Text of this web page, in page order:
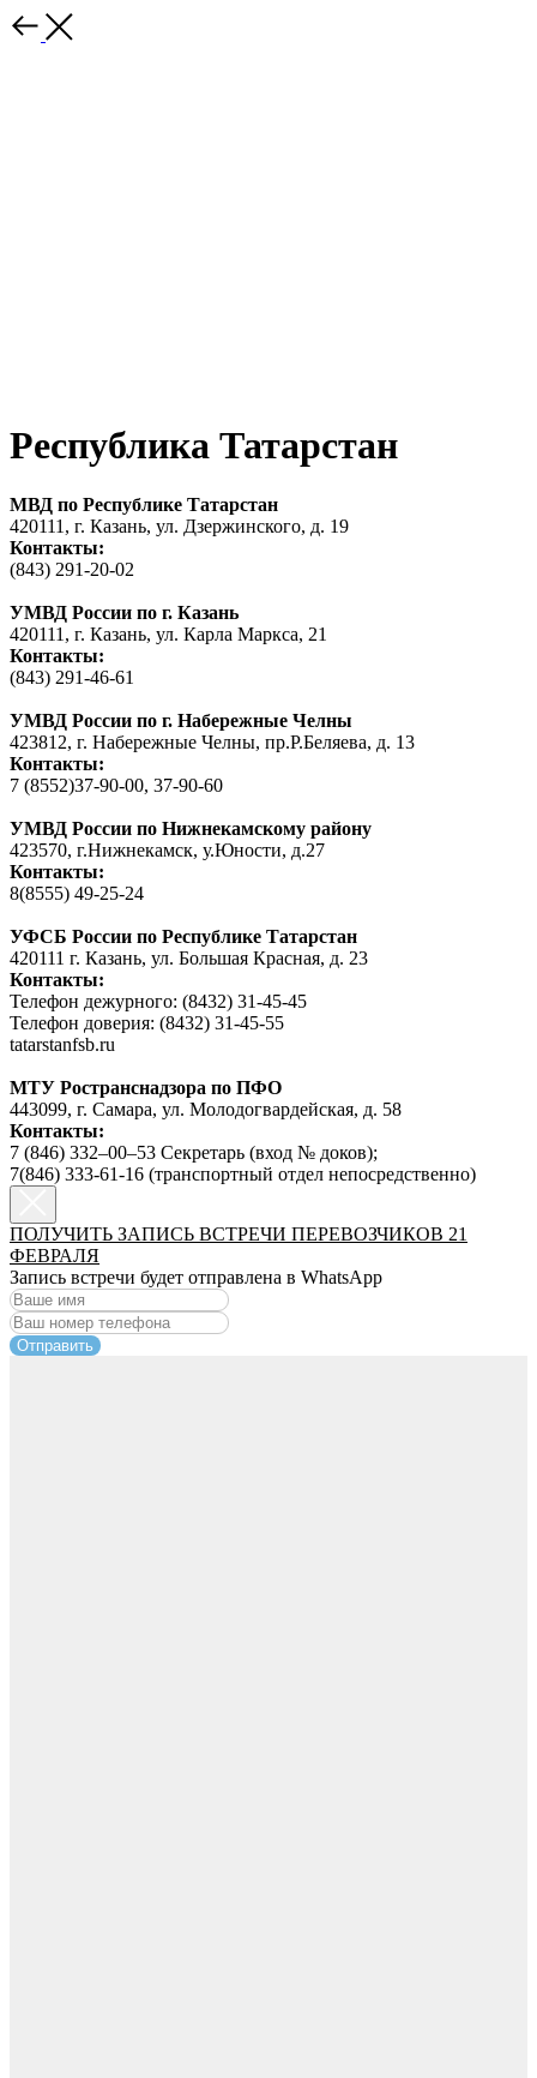
Республика Татарстан
МВД по Республике Татарстан
420111, г. Казань, ул. Дзержинского, д. 19
Контакты:
(843) 291-20-02
УМВД России по г. Казань
420111, г. Казань, ул. Карла Маркса, 21
Контакты:
(843) 291-46-61
УМВД России по г. Набережные Челны
423812, г. Набережные Челны, пр.Р.Беляева, д. 13
Контакты:
7 (8552)37-90-00, 37-90-60
УМВД России по Нижнекамскому району
423570, г.Нижнекамск, у.Юности, д.27
Контакты:
8(8555) 49-25-24
УФСБ России по Республике Татарстан
420111 г. Казань, ул. Большая Красная, д. 23
Контакты:
Телефон дежурного: (8432) 31-45-45
Телефон доверия: (8432) 31-45-55
tatarstanfsb.ru
МТУ Ространснадзора по ПФО
443099, г. Самара, ул. Молодогвардейская, д. 58
Контакты:
7 (846) 332‒00‒53 Секретарь (вход № доков);
7(846) 333-61-16 (транспортный отдел непосредственно)
ПОЛУЧИТЬ ЗАПИСЬ ВСТРЕЧИ ПЕРЕВОЗЧИКОВ 21
ФЕВРАЛЯ
Запись встречи будет отправлена в WhatsApp
Отправить